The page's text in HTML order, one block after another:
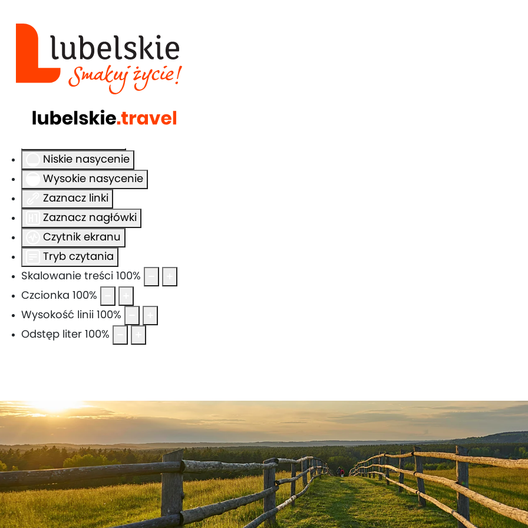
Ułatwienia dostępu
Odwróć kolory
Ciemny kontrast
Niskie nasycenie
Wysokie nasycenie
Zaznacz linki
Zaznacz nagłówki
Czytnik ekranu
Tryb czytania
Skalowanie treści 100%
Czcionka 100%
Wysokość linii 100%
Odstęp liter 100%